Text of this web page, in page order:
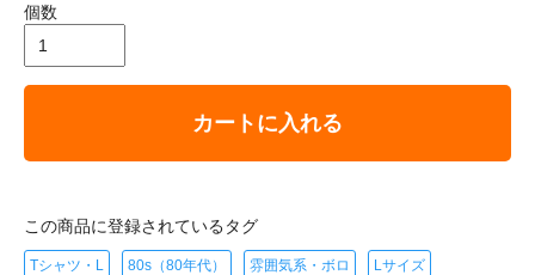
個数
カートに入れる
この商品に登録されているタグ
Tシャツ・L 80s（80年代） 雰囲気系・ボロ Lサイズ